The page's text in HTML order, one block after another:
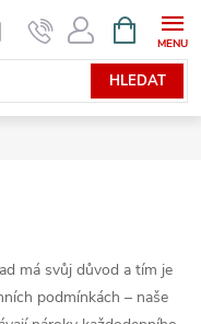
HLEDAT
NÁKUPNÍ
KOŠÍK
má svůj důvod a tím je
podmínkách – naše